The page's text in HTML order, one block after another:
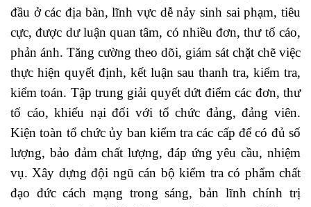
đầu ở các địa bàn, lĩnh vực dễ nảy sinh sai phạm, tiêu
cực, được dư luận quan tâm, có nhiều đơn, thư tố cáo,
phản ánh. Tăng cường theo dõi, giám sát chặt chẽ việc
thực hiện quyết định, kết luận sau thanh tra, kiểm tra,
kiểm toán. Tập trung giải quyết dứt điểm các đơn, thư
tố cáo, khiếu nại đối với tổ chức đảng, đảng viên.
Kiện toàn tổ chức ủy ban kiểm tra các cấp để có đủ số
lượng, bảo đảm chất lượng, đáp ứng yêu cầu, nhiệm
vụ. Xây dựng đội ngũ cán bộ kiểm tra có phẩm chất
đạo đức cách mạng trong sáng, bản lĩnh chính trị